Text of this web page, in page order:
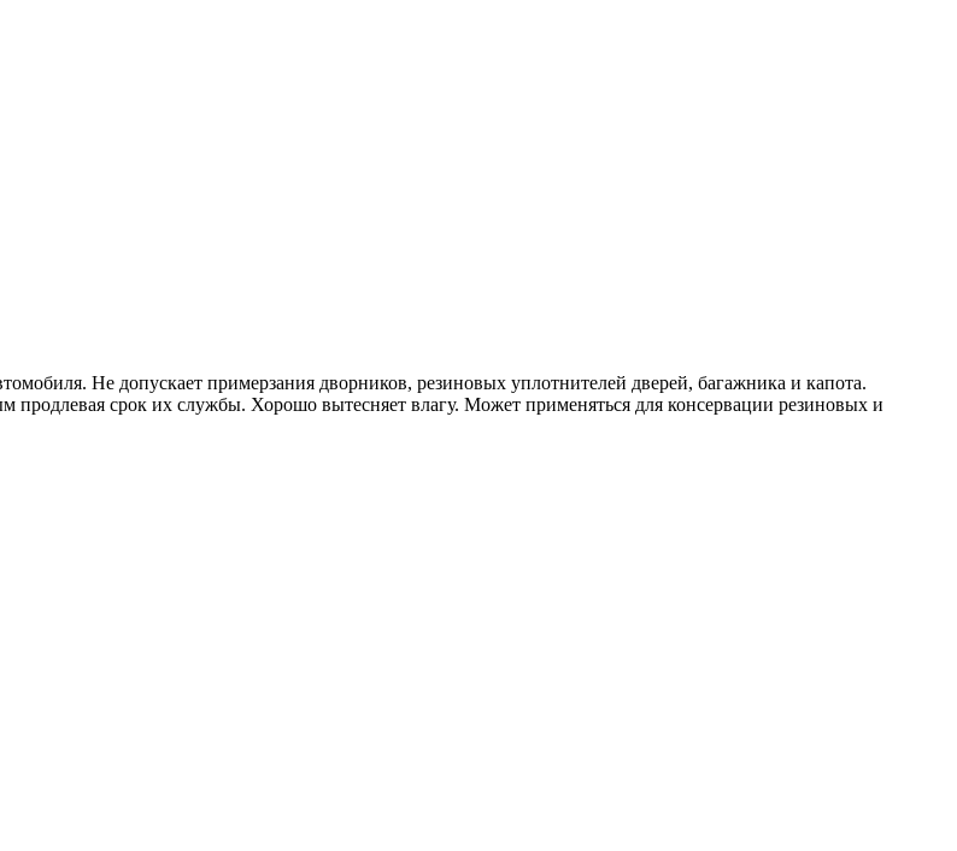
Не допускает примерзания дворников, резиновых уплотнителей дверей, багажника и капота.
срок их службы. Хорошо вытесняет влагу. Может применяться для консервации резиновых и